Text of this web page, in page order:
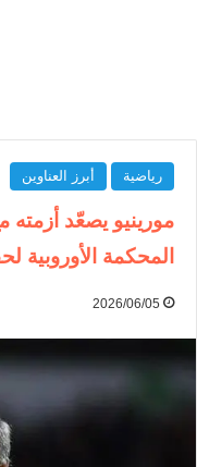
رياضية أبرز العناوين
مورينيو يصعّد أزمته
المحكمة الأوروبية
2026/06/05